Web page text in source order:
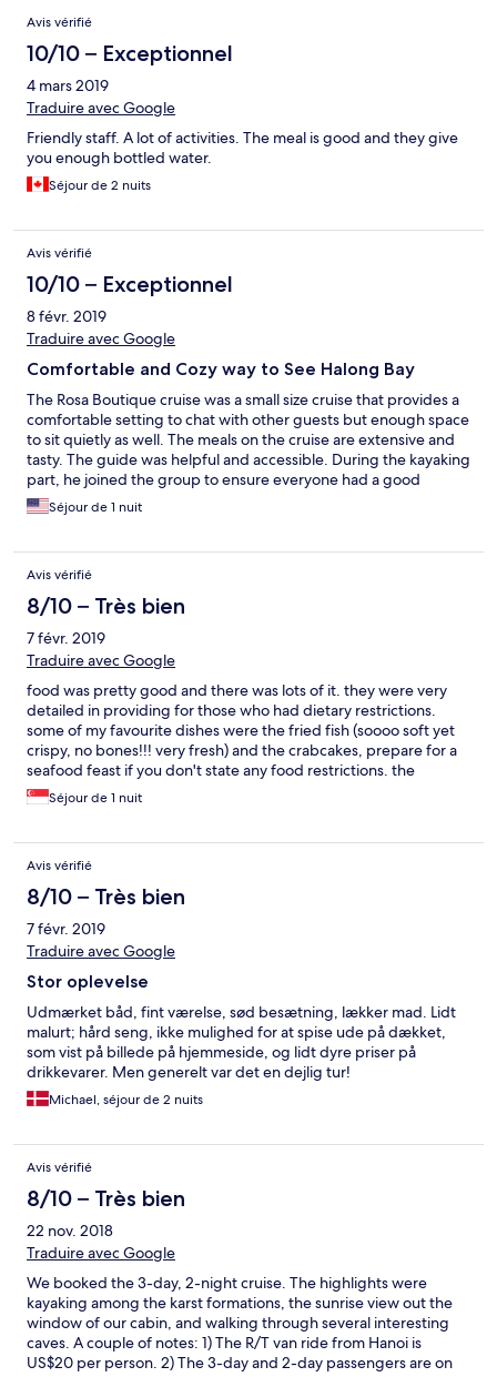
Avis vérifié
10/10 – Exceptionnel
4 mars 2019
Traduire avec Google
Friendly staff. A lot of activities. The meal is good and they give
you enough bottled water.
Séjour de 2 nuits
Avis vérifié
10/10 – Exceptionnel
8 févr. 2019
Traduire avec Google
Comfortable and Cozy way to See Halong Bay
The Rosa Boutique cruise was a small size cruise that provides a
comfortable setting to chat with other guests but enough space
to sit quietly as well. The meals on the cruise are extensive and
tasty. The guide was helpful and accessible. During the kayaking
part, he joined the group to ensure everyone had a good
experience.
Séjour de 1 nuit
Avis vérifié
8/10 – Très bien
7 févr. 2019
Traduire avec Google
food was pretty good and there was lots of it. they were very
detailed in providing for those who had dietary restrictions.
some of my favourite dishes were the fried fish (soooo soft yet
crispy, no bones!!! very fresh) and the crabcakes, prepare for a
seafood feast if you don't state any food restrictions. the
itinerary was alright, i quite disliked the pearl farm but enjoyed
the kayaking. weather was bad/foggy (what a pity!) so there
be quite informative and interesting. our tour guide was
horrible and spoke exclusively to a woman in our group in such a
quiet voice that we had to eavesdrop on other guides. the staff
on board can get a bit brusque at times. also, tips are not
included and you do feel pressured at the end to give a bit.
overall.. i'm not sure i don't regret going.
Séjour de 1 nuit
Avis vérifié
8/10 – Très bien
7 févr. 2019
Traduire avec Google
Stor oplevelse
Udmærket båd, fint værelse, sød besætning, lækker mad. Lidt
malurt; hård seng, ikke mulighed for at spise ude på dækket,
som vist på billede på hjemmeside, og lidt dyre priser på
drikkevarer. Men generelt var det en dejlig tur!
Michael, séjour de 2 nuits
Avis vérifié
8/10 – Très bien
22 nov. 2018
Traduire avec Google
We booked the 3-day, 2-night cruise. The highlights were
kayaking among the karst formations, the sunrise view out the
window of our cabin, and walking through several interesting
caves. A couple of notes: 1) The R/T van ride from Hanoi is
US$20 per person. 2) The 3-day and 2-day passengers are on